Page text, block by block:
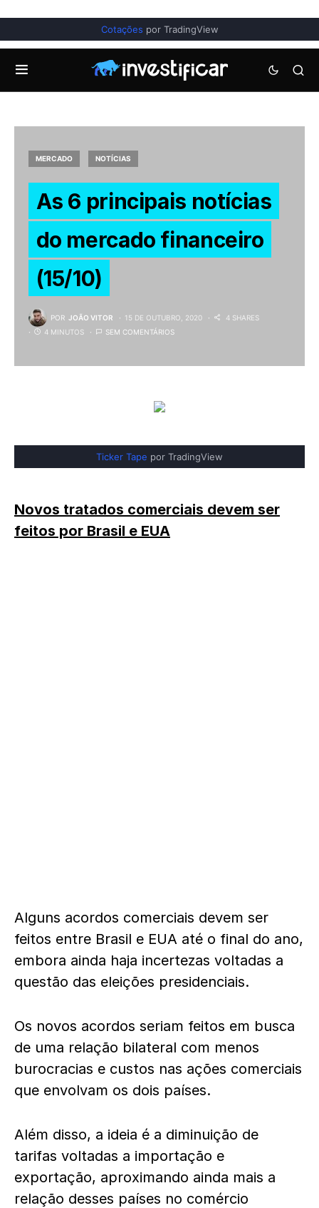
Cotações por TradingView
MERCADO NOTÍCIAS
As 6 principais notícias
do mercado financeiro
(15/10)
POR JOÃO VITOR 15 DE OUTUBRO, 2020
4 SHARES
4 MINUTOS
SEM COMENTÁRIOS
Ticker Tape por TradingView
Novos tratados comerciais devem ser
feitos por Brasil e EUA
Alguns acordos comerciais devem ser
feitos entre Brasil e EUA até o final do ano,
embora ainda haja incertezas voltadas a
questão das eleições presidenciais.
Os novos acordos seriam feitos em busca
de uma relação bilateral com menos
burocracias e custos nas ações comerciais
que envolvam os dois países.
Além disso, a ideia é a diminuição de
tarifas voltadas a importação e
exportação, aproximando ainda mais a
relação desses países no comércio